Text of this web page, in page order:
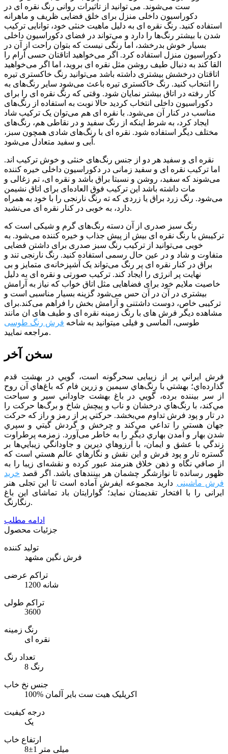
ست می‌شوند. می توانید از تاثیرات روانی رنگ نقره ای در
دکوراسیون داخلی منزل برای خلق فضایی ظریف و ماهرانه
استفاده کنید. رنگ نقره ای به دلیل ماهیت خنثی خود، توانایی ترکیب
شدن با بیشتر رنگ‌ها را دارد و می‌تواند در فضای دکوراسیون داخلی
بسیار خوش بدرخشد، اما رنگی نیست که بتوان راحت از آن در
دکوراسیون منزل استفاده کرد. اگر می‌خواهید اتاقتان حسی آرام را
القا کند به دنبال طیف روشن مثل نقره ای بروید، اما اگر می‌خواهید
اتاقتان درخشش بیشتری داشته باشد می‌توانید رنگ خاکستری تیره‌
را انتخاب کنید. رنگ خاکستری تیره‌ باعث می‌شود سایر رنگ‌های به
کار رفته در اتاق بیشتر نمایان شود. وقتی که رنگ نقره ای را برای
دکوراسیون داخلی انتخاب کردید حالا نوبت به استفاده از رنگ‌های
مناسب در کنار آن می‌شود. با نقره ای هم می‌توان یک ترکیب شاد
ایجاد کرد، به شرط اینکه از رنگ سفید و در نقاطی هم، رنگ‌های
مختلف دیگر استفاده شود. نقره ای با رنگ‌های شادی همچون سبز،
آبی و سفید متعادل می‌شود.
نقره ای و سفید هر دو از جنس رنگ‌های خنثی و خوش ترکیب اند.
اما ترکیب نقره ای و سفید زمانی در دکوراسیون داخلی خیره کننده
می‌شوند که سفید، روشن و نسبتا براق باشد و نقره ای، تم زغالی و
مات داشته باشد این ترکیب فوق العاده‌ای برای اتاق نشیمن
می‌شود. رنگ زرد براق یا زردی که ته رنگ نارنجی را با خود به همراه
دارد، به خوبی در کنار نقره ای می‌نشید.
رنگ سبز صدری از آن دسته رنگ‌های گرم و شیکی است که
ترکیبش با رنگ نقره ای بیش از پیش جذاب و خیره کننده می‌شود. به
خوبی می‌توانید از ترکیب رنگ سبز صدری برای داشتن فضایی
متفاوت و شاد و در عین حال رسمی استفاده کنید. رنگ نارنجی تند و
براق در کنار نقره ای پر رنگ می‌تواند یک آشپزخانه‌ی متمایز و بی
نهایت پر انرژی را ایجاد کند. ترکیب صورتی و نقره ای به دلیل
خاصیت ملایم خود برای فضا‌هایی مثل اتاق خواب که نیاز به آرامش
بیشتری در آن در آن حس می‌شود گزینه بسیار مناسبی است و
ترکیبی خاص، دوست داشتنی و آرامش بخش را فراهم می‌کند.برای
مشاهده دیگر فرش های با رنگ زمینه نقره ای و طیف های ان مانند
طوسی، الماسی و فیلی میتوانید به شاخه فرش رنگ طوسی
مراجعه نمایید.
سخن آخر
فرش ايراني پر از زيبایی سحرگونه است، گويي در بهشت قدم
گذارده‌اي؛ بهشتي با رنگ‌هاي سيمين و زرين فام كه باغ‌هاي آن روح
از سر بيننده برده، ‌گويي در باغ بهشت جاوداني سير و سياحت
مي‌كند، با رنگ‌هاي درخشان و ناب و پیچش شاخ و برگ‌ها حركت را
در تار و پود فرش تداوم مي‌بخشد. حركتي پر از رمز و راز كه حركت
جهان هستي را تداعي مي‌كند و چرخش و گردش گيتي و سپري
شدن بهار و آمدن بهاري ديگر را به خاطر می‌آورد. زمزمه پرطراوت
زندگي با عشق و ايمان، با آرزوهاي ديرين و جاودانگي زيبايي‌ها بر
گستره تار و پود فرش و اين نقش و نگارهاي عالم هستي است كه
از صافي نگاه و ذهن خلاق هنرمند عبور كرده و نقشه‌ای زیبا را به
ظهور رسانده تا نوازشگر چشمان هر بیننده­ای باشد. اگر قصد خرید
فرش ماشینی دارید مجموعه ایفرش آماده است تا این تجلی هنر
ایرانی را با افتخار تقدیمتان نماید؛ گوارایتان باد تماشای این باغ
رنگارنگ.
ادامه مطلب
جزئیات محصول
تولید کننده
فرش نگین مشهد
تراکم عرضی
1200 شانه
تراکم طولی
3600
رنگ زمینه
نقره ای
تعداد رنگ
8 رنگ
جنس نخ خاب
100% اکریلیک هیت ست بایر آلمان
درجه کیفیت
یک
ارتفاع خاب
8±1 میلی متر